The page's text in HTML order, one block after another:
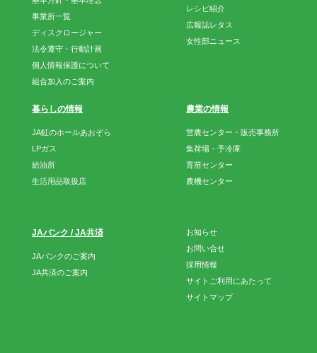
レシピ紹介
広報誌レタス
女性部ニュース
事業所一覧
ディスクロージャー
法令遵守・行動計画
個人情報保護について
組合加入のご案内
暮らしの情報
JA虹のホールあおぞら
LPガス
給油所
生活用品取扱店
農業の情報
営農センター・販売事務所
集荷場・予冷庫
育苗センター
農機センター
JAバンク / JA共済
JAバンクのご案内
JA共済のご案内
お知らせ
お問い合せ
採用情報
サイトご利用にあたって
サイトマップ